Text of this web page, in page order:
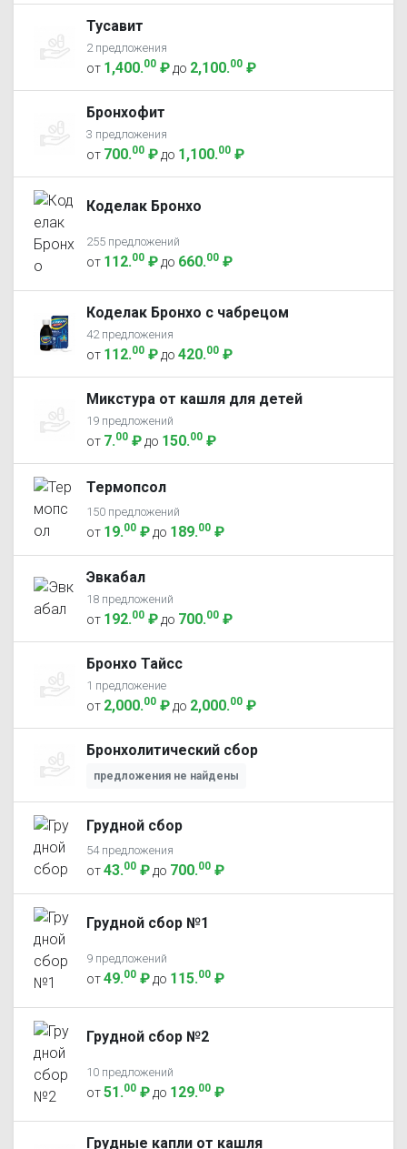
Тусавит
2 предложения
от 1,400.00 ₽ до 2,100.00 ₽
Бронхофит
3 предложения
от 700.00 ₽ до 1,100.00 ₽
Коделак Бронхо
255 предложений
от 112.00 ₽ до 660.00 ₽
Коделак Бронхо с чабрецом
42 предложения
от 112.00 ₽ до 420.00 ₽
Микстура от кашля для детей
19 предложений
от 7.00 ₽ до 150.00 ₽
Термопсол
150 предложений
от 19.00 ₽ до 189.00 ₽
Эвкабал
18 предложений
от 192.00 ₽ до 700.00 ₽
Бронхо Тайсс
1 предложение
от 2,000.00 ₽ до 2,000.00 ₽
Бронхолитический сбор
предложения не найдены
Грудной сбор
54 предложения
от43.00 ₽ до 700.00 ₽
Грудной сбор №1
9 предложений
от49.00 ₽ до 115.00 ₽
Грудной сбор №2
10 предложений
от51.00 ₽ до 129.00 ₽
Грудные капли от кашля